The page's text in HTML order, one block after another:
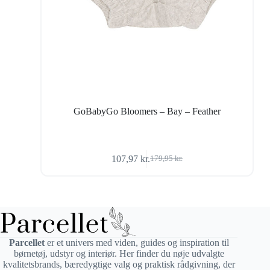
GoBabyGo Bloomers – Bay – Feather
179,95kr.
Den
107,97 kr.Den
Parcelleter et univers med viden, guides og inspiration til
børnetøj, udstyr og interiør. Her finder du nøje udvalgte
kvalitetsbrands, bæredygtige valg og praktisk rådgivning, der